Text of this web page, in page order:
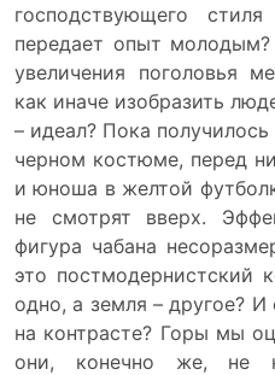
господствующего
передает опыт
увеличения поголовья
как иначе изобразить
– идеал? Пока
черном костюме, перед
и юноша в желтой
не смотрят вверх.
фигура чабана
это постмодернистский
одно, а земля – другое?
на контрасте? Горы мы
они, конечно же, не